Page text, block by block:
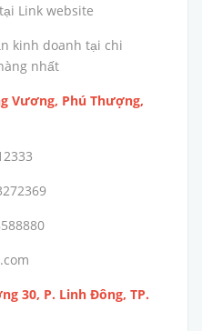
Link website
kinh doanh tại chi
nhất
Vương, Phú Thượng,
30, P. Linh Đông, TP.